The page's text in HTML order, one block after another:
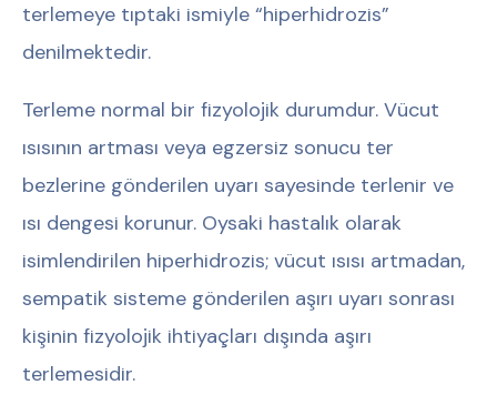
terlemeye tıptaki ismiyle “hiperhidrozis”
denilmektedir.
Terleme normal bir fizyolojik durumdur. Vücut
ısısının artması veya egzersiz sonucu ter
bezlerine gönderilen uyarı sayesinde terlenir ve
ısı dengesi korunur. Oysaki hastalık olarak
isimlendirilen hiperhidrozis; vücut ısısı artmadan,
sempatik sisteme gönderilen aşırı uyarı sonrası
kişinin fizyolojik ihtiyaçları dışında aşırı
terlemesidir.